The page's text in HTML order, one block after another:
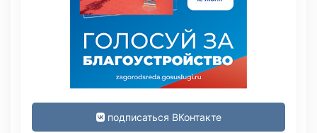
подписаться ВКонтакте